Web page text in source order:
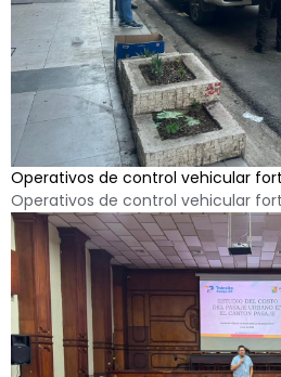
Operativos de control vehicular
Operativos de control vehicular